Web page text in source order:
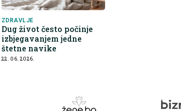
ZDRAVLJE
Dug život često počinje
izbjegavanjem jedne
štetne navike
22. 06. 2026.